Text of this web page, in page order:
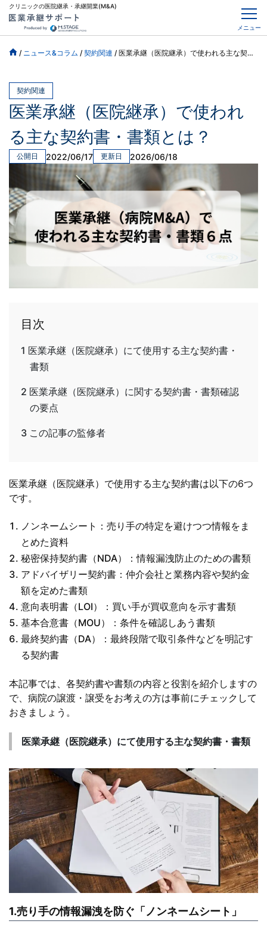
クリニックの医院継承・承継開業(M&A)
メニュー
/ ニュース&コラム / 契約関連 / 医業承継（医院継承）で使われる主な契約書・書類とは？
契約関連
医業承継（医院継承）で使われ
る主な契約書・書類とは？
公開日 2022/06/17 更新日 2026/06/18
目次
1 医業承継（医院継承）にて使用する主な契約書・
書類
2 医業承継（医院継承）に関する契約書・書類確認
の要点
3 この記事の監修者
医業承継（医院継承）で使用する主な契約書は以下の6つ
です。
ノンネームシート：売り手の特定を避けつつ情報をま
とめた資料
秘密保持契約書（NDA）：情報漏洩防止のための書類
アドバイザリー契約書：仲介会社と業務内容や契約金
額を定めた書類
意向表明書（LOI）：買い手が買収意向を示す書類
基本合意書（MOU）：条件を確認しあう書類
最終契約書（DA）：最終段階で取引条件などを明記す
る契約書
本記事では、各契約書や書類の内容と役割を紹介しますの
で、病院の譲渡・譲受をお考えの方は事前にチェックして
おきましょう。
医業承継（医院継承）にて使用する主な契約書・書類
1.売り手の情報漏洩を防ぐ「ノンネームシート」